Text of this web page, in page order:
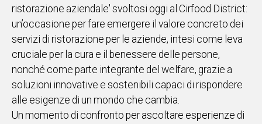
UNISCITI
WHATSAPP
Social
ristorazione aziendale' svoltosi oggi al Cirfood District:
un’occasione per fare emergere il valore concreto dei
servizi di ristorazione per le aziende, intesi come leva
cruciale per la cura e il benessere delle persone,
nonché come parte integrante del welfare, grazie a
soluzioni innovative e sostenibili capaci di rispondere
alle esigenze di un mondo che cambia.
Un momento di confronto per ascoltare esperienze di